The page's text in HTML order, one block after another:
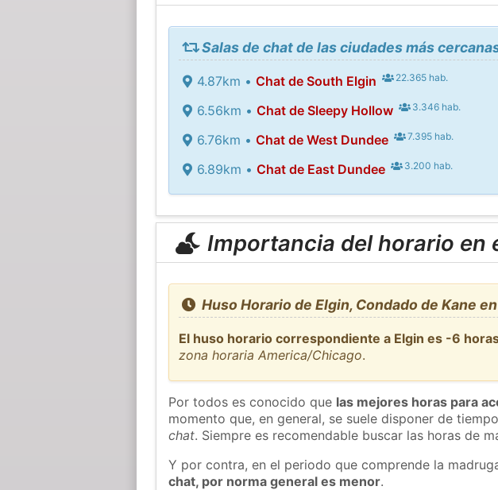
Salas de chat de las ciudades más
4.87km • Chat de South Elgin 22.365 hab.
6.56km • Chat de Sleepy Hollow 3.346 hab.
6.76km • Chat de West Dundee 7.395 hab.
6.89km • Chat de East Dundee 3.200 hab.
Importancia del horario en
Huso Horario de Elgin, Condado de Kane
El huso horario correspondiente a Elgin es -6
zona horaria America/Chicago.
Por todos es conocido que las mejores horas para
momento que, en general, se suele disponer de
chat. Siempre es recomendable buscar las horas de
Y por contra, en el periodo que comprende la
chat, por norma general es menor.